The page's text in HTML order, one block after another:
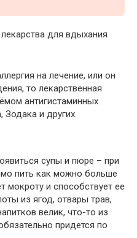
для вдыхания
на лечение, или он
то лекарственная
антигистаминных
Зодака и других.
супы и пюре – при
пить как можно больше
мокроту и способствует ее
из ягод, отвары трав,
велик, что-то из
придется по